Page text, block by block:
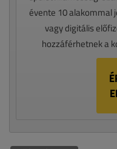
évente 10 alakommal
vagy digitális
hozzáférhetnek a